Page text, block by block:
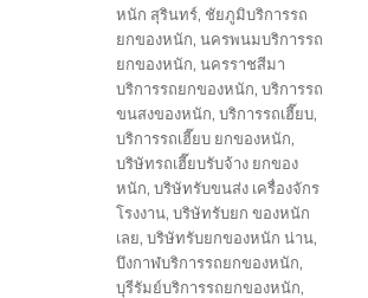
หนัก สุรินทร์, ชัยภูมิบริการรถ
ยกของหนัก, นครพนมบริการรถ
ยกของหนัก, นครราชสีมา
บริการรถยกของหนัก, บริการรถ
ขนสงของหนัก, บริการรถเฮี๊ยบ,
บริการรถเฮี๊ยบ ยกของหนัก,
บริษัทรถเฮี๊ยบรับจ้าง ยกของ
หนัก, บริษัทรับขนส่ง เครื่องจักร
โรงงาน, บริษัทรับยก ของหนัก
เลย, บริษัทรับยกของหนัก น่าน,
บึงกาฬบริการรถยกของหนัก,
บุรีรัมย์บริการรถยกของหนัก,